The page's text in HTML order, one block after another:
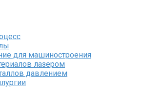
для машиностроения
лазером
давлением